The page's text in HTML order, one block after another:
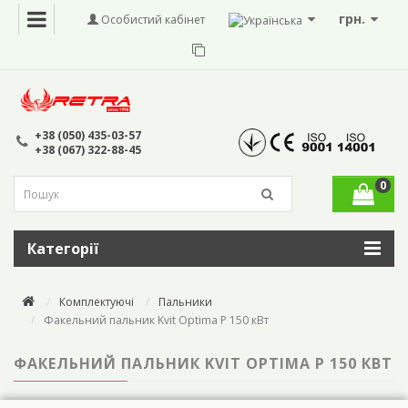
грн.
Особистий кабінет
+38 (050) 435-03-57
+38 (067) 322-88-45
0
Категорії
Комплектуючі
Пальники
Факельний пальник Kvit Optima P 150 кВт
ФАКЕЛЬНИЙ ПАЛЬНИК KVIT OPTIMA P 150 КВТ